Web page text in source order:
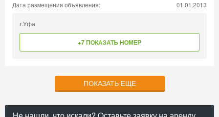
Дата размещения объявления: 01.01.2013
г.Уфа
+7 ПОКАЗАТЬ НОМЕР
ПОКАЗАТЬ ЕЩЕ